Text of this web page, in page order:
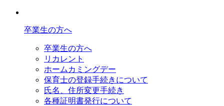
卒業生の方へ
卒業生の方へ
リカレント
ホームカミングデー
保育士の登録手続きについて
氏名、住所変更手続き
各種証明書発行について